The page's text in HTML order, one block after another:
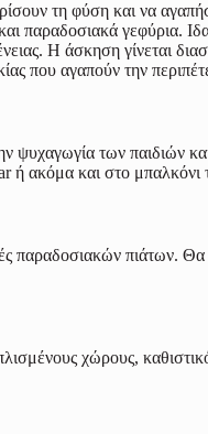
τη φύση και να
γεφύρια.
Η άσκηση γίνεται
που αγαπούν την
ψυχαγωγία των παιδιών
ή ακόμα και στο
παραδοσιακών πιάτων. Θα
χώρους,